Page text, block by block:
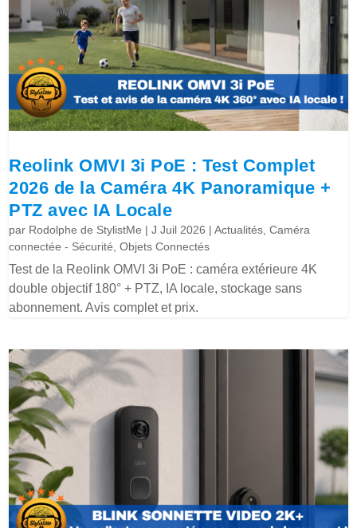
Reolink OMVI 3i PoE : Test Complet
2026 de la Caméra 4K Panoramique +
PTZ avec IA Locale
par Rodolphe de StylistMe |J Juil 2026 |Actualités ,Caméra
connectée - Sécurité ,Objets Connectés
Test de la Reolink OMVI 3i PoE : caméra extérieure 4K
double objectif 180° + PTZ, IA locale, stockage sans
abonnement. Avis complet et prix.